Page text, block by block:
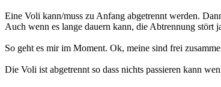
Eine Voli kann/muss zu Anfang abgetrennt werden.
Auch wenn es lange dauern kann, die Abtrennung
So geht es mir im Moment. Ok, meine sind frei
Die Voli ist abgetrennt so dass nichts passieren kann